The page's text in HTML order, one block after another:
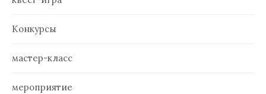
Конкурсы
мастер-класс
мероприятие